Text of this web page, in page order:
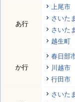
あ行
上尾市
さいた
さいた
越生町
か行
春日部
川越市
行田市
さいた